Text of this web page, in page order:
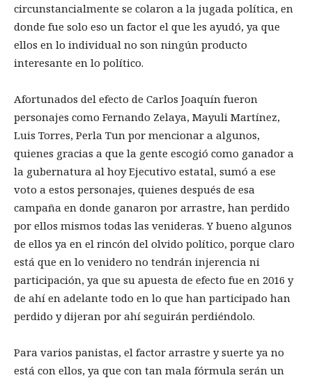
circunstancialmente se colaron a la jugada política, en
donde fue solo eso un factor el que les ayudó, ya que
ellos en lo individual no son ningún producto
interesante en lo político.
Afortunados del efecto de Carlos Joaquín fueron
personajes como Fernando Zelaya, Mayuli Martínez,
Luis Torres, Perla Tun por mencionar a algunos,
quienes gracias a que la gente escogió como ganador a
la gubernatura al hoy Ejecutivo estatal, sumó a ese
voto a estos personajes, quienes después de esa
campaña en donde ganaron por arrastre, han perdido
por ellos mismos todas las venideras. Y bueno algunos
de ellos ya en el rincón del olvido político, porque claro
está que en lo venidero no tendrán injerencia ni
participación, ya que su apuesta de efecto fue en 2016 y
de ahí en adelante todo en lo que han participado han
perdido y dijeran por ahí seguirán perdiéndolo.
Para varios panistas, el factor arrastre y suerte ya no
está con ellos, ya que con tan mala fórmula serán un